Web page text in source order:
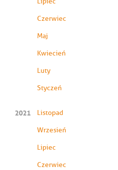
Czerwiec
Maj
Kwiecień
Luty
Styczeń
2021 Listopad
Wrzesień
Lipiec
Czerwiec